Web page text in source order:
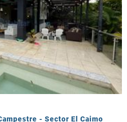
- Sector El Caimo